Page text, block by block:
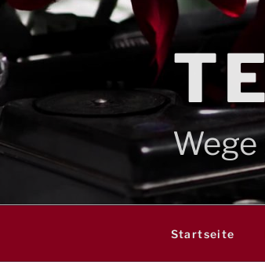
Zum
Inhalt
Startseite